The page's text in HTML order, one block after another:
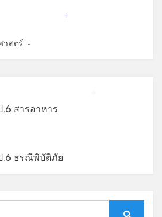
าสตร์
สารอาหาร
.6 ธรณีพิบัติภัย